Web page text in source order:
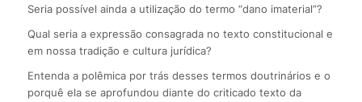
Seria possível ainda a utilização do termo “dano imaterial”?
Qual seria a expressão consagrada no texto constitucional e
em nossa tradição e cultura jurídica?
Entenda a polêmica por trás desses termos doutrinários e o
porquê ela se aprofundou diante do criticado texto da